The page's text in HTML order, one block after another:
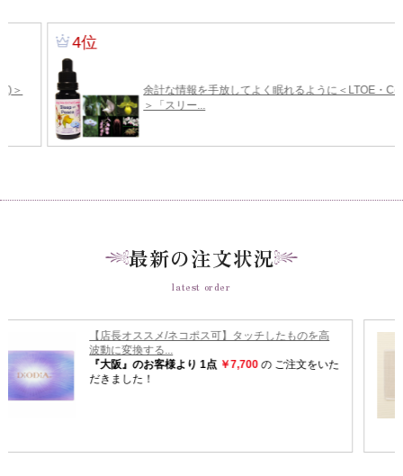
最新の注文状況
latest order